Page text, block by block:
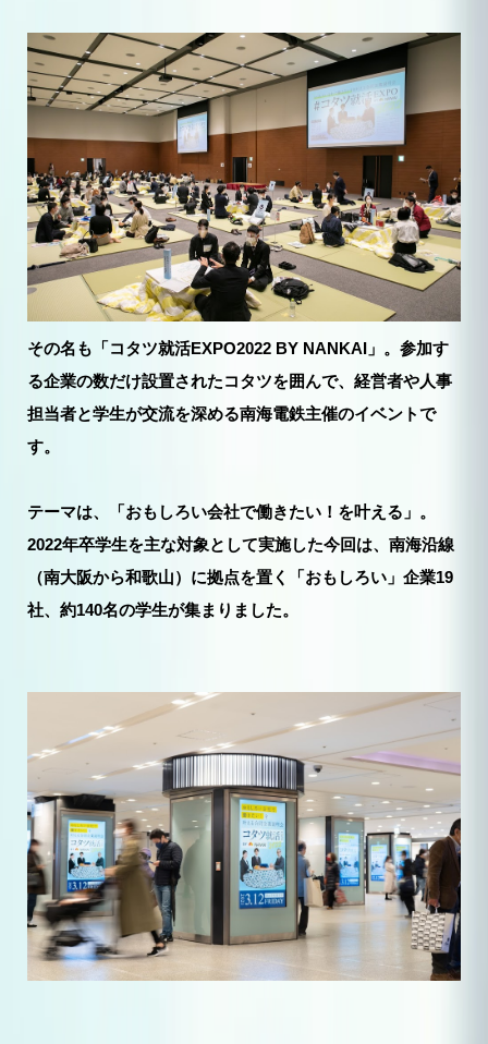
その名も「コタツ就活EXPO2022 BY NANKAI」。参加す
る企業の数だけ設置されたコタツを囲んで、経営者や人事
担当者と学生が交流を深める南海電鉄主催のイベントで
す。
テーマは、「おもしろい会社で働きたい！を叶える」。
2022年卒学生を主な対象として実施した今回は、南海沿線
（南大阪から和歌山）に拠点を置く「おもしろい」企業19
社、約140名の学生が集まりました。